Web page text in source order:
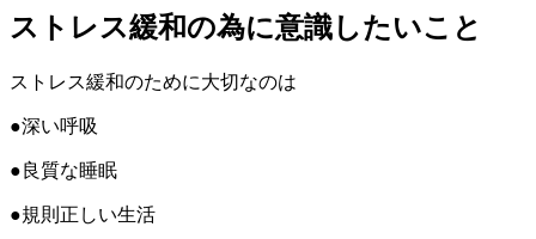
ストレス緩和の為に意識したいこと
ストレス緩和のために大切なのは
●深い呼吸
●良質な睡眠
●規則正しい生活